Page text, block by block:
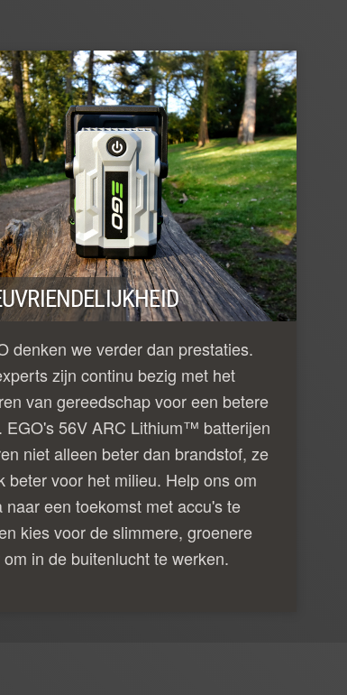
denken we verder dan prestaties.
zijn continu bezig met het
van gereedschap voor een betere
EGO's 56V ARC Lithium™ batterijen
niet alleen beter dan brandstof, ze
beter voor het milieu. Help ons om
naar een toekomst met accu's te
kies voor de slimmere, groenere
in de buitenlucht te werken.